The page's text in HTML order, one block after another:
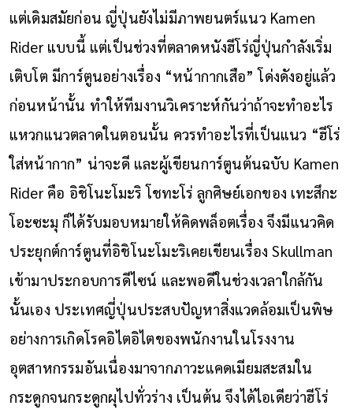
แต่เดิมสมัยก่อน ญี่ปุ่นยังไม่มีภาพยนตร์แนว Kamen
Rider แบบนี้ แต่เป็นช่วงที่ตลาดหนังฮีโร่ญี่ปุ่นกำลังเริ่ม
เติบโต มีการ์ตูนอย่างเรื่อง “หน้ากากเสือ” โด่งดังอยู่แล้ว
ก่อนหน้านั้น ทำให้ทีมงานวิเคราะห์กันว่าถ้าจะทำอะไร
แหวกแนวตลาดในตอนนั้น ควรทำอะไรที่เป็นแนว “ฮีโร่
ใส่หน้ากาก” น่าจะดี และผู้เขียนการ์ตูนต้นฉบับ Kamen
Rider คือ อิชิโนะโมะริ โชทะโร่ ลูกศิษย์เอกของ เทะสึกะ
โอะซะมุ ก็ได้รับมอบหมายให้คิดพล็อตเรื่อง จึงมีแนวคิด
ประยุกต์การ์ตูนที่อิชิโนะโมะริเคยเขียนเรื่อง Skullman
เข้ามาประกอบการดีไซน์ และพอดีในช่วงเวลาใกล้กัน
นั้นเอง ประเทศญี่ปุ่นประสบปัญหาสิ่งแวดล้อมเป็นพิษ
อย่างการเกิดโรคอิไตอิไตของพนักงานในโรงงาน
อุตสาหกรรมอันเนื่องมาจากภาวะแคดเมียมสะสมใน
กระดูกจนกระดูกผุไปทั่วร่าง เป็นต้น จึงได้ไอเดียว่าฮีโร่